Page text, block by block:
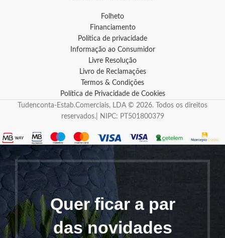
Folheto
Financiamento
Política de privacidade
Informação ao Consumidor
Livre Resolução
Livro de Reclamações
Termos & Condições
Política de Privacidade de Cookies
Tudenconta-Estab.Comerciais, LDA © 2026. Todos os direitos
reservados.| NIPC: PT501800379
Quer ficar a par
das novidades